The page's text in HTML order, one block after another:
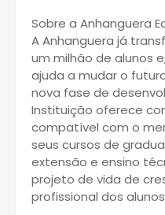
Sobre a Anhanguera
A Anhanguera já
um milhão de alunos
ajuda a mudar o
nova fase de
Instituição oferece
compatível com o
seus cursos de
extensão e ensino
projeto de vida de
profissional dos